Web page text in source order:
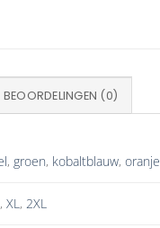
BEOORDELINGEN (0)
,groen, kobaltblauw,oranje
,XL,2XL